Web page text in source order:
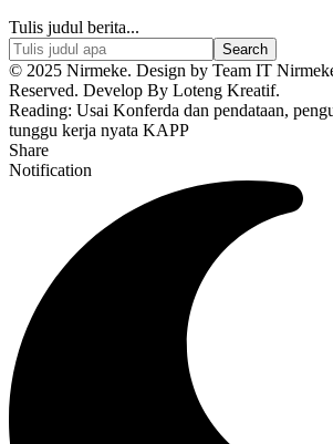
Tulis judul berita...
© 2025 Nirmeke. Design by Team IT
Reserved. Develop By Loteng Kreatif.
Reading: Usai Konferda dan pendataan,
tunggu kerja nyata KAPP
Share
Notification